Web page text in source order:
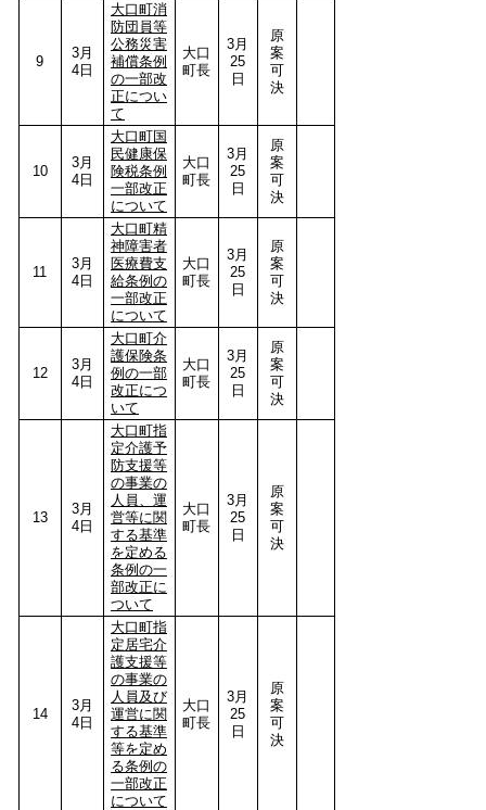
9
3月
4日
大口町消
防団員等
公務災害
補償条例
の一部改
正につい
て
大口
町長
3月
25
日
原
案
可
決
10
3月
4日
大口町国
民健康保
険税条例
一部改正
について
大口
町長
3月
25
日
原
案
可
決
11
3月
4日
大口町精
神障害者
医療費支
給条例の
一部改正
について
大口
町長
3月
25
日
原
案
可
決
12
3月
4日
大口町介
護保険条
例の一部
改正につ
いて
大口
町長
3月
25
日
原
案
可
決
13
3月
4日
大口町指
定介護予
防支援等
の事業の
人員、運
営等に関
する基準
を定める
条例の一
部改正に
ついて
大口
町長
3月
25
日
原
案
可
決
14
3月
4日
大口町指
定居宅介
護支援等
の事業の
人員及び
運営に関
する基準
等を定め
る条例の
一部改正
について
大口
町長
3月
25
日
原
案
可
決